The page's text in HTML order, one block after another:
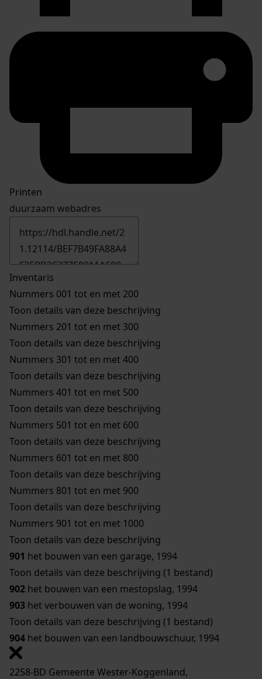
Printen
duurzaam webadres
Inventaris
Nummers 001 tot en met 200
Toon details van deze beschrijving
Nummers 201 tot en met 300
Toon details van deze beschrijving
Nummers 301 tot en met 400
Toon details van deze beschrijving
Nummers 401 tot en met 500
Toon details van deze beschrijving
Nummers 501 tot en met 600
Toon details van deze beschrijving
Nummers 601 tot en met 800
Toon details van deze beschrijving
Nummers 801 tot en met 900
Toon details van deze beschrijving
Nummers 901 tot en met 1000
Toon details van deze beschrijving
901 het bouwen van een garage, 1994
Toon details van deze beschrijving (1 bestand)
902 het bouwen van een mestopslag, 1994
903 het verbouwen van de woning, 1994
Toon details van deze beschrijving (1 bestand)
904 het bouwen van een landbouwschuur, 1994
2258-BD Gemeente Wester-Koggenland,